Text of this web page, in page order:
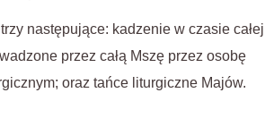
następujące: kadzenie w czasie całej
przez całą Mszę przez osobę
oraz tańce liturgiczne Majów.